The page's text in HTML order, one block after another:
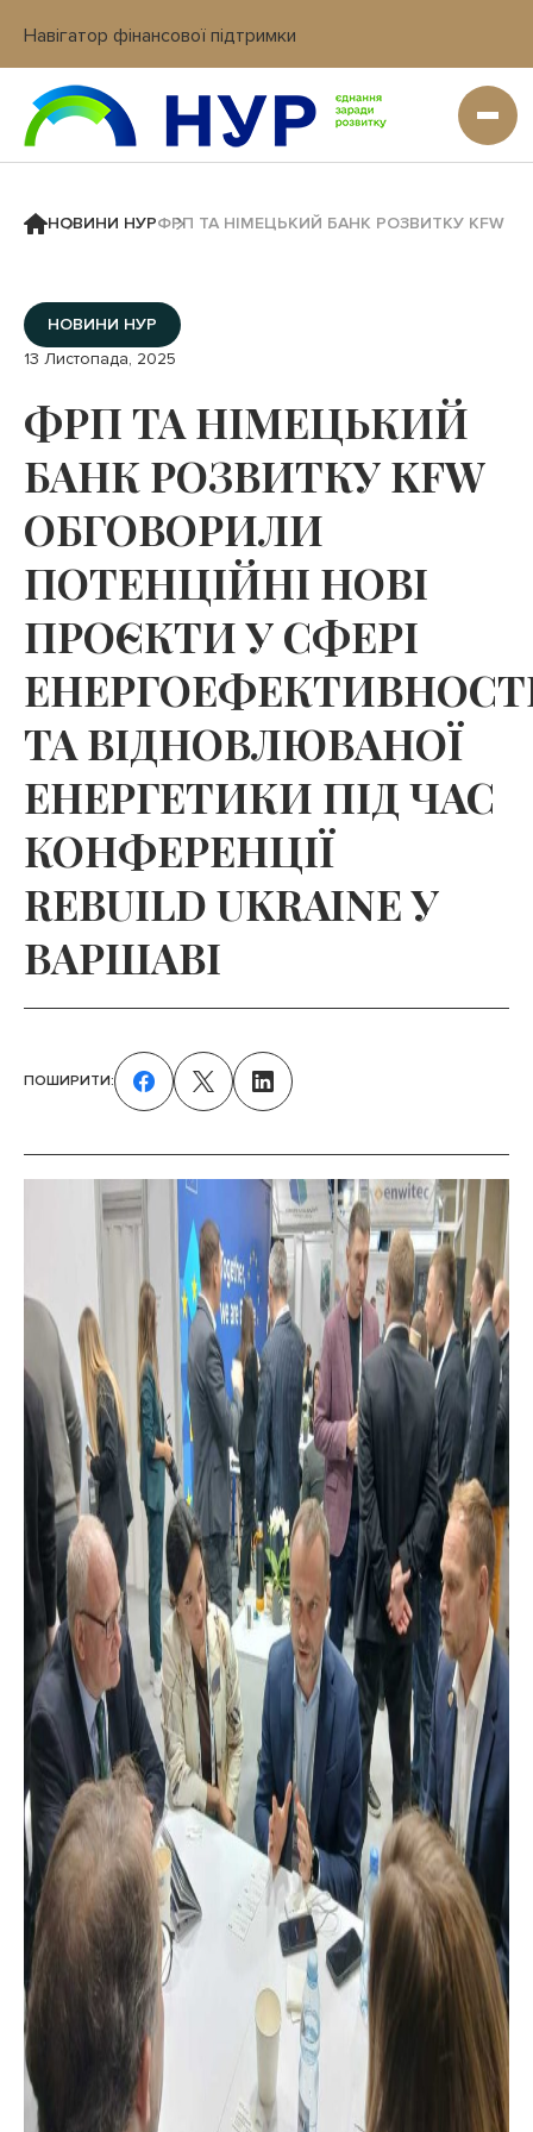
Навігатор фінансової підтримки
Вхід в кабінет IT платформи
НОВИНИ НУРФРП ТА НІМЕЦЬКИЙ БАНК РОЗВИТКУ KFW
НОВИНИ НУР
13 Листопада, 2025
ФРП ТА НІМЕЦЬКИЙ
БАНК РОЗВИТКУ KFW
ОБГОВОРИЛИ
ПОТЕНЦІЙНІ НОВІ
ПРОЄКТИ У СФЕРІ
ТА ВІДНОВЛЮВАНОЇ
ЕНЕРГЕТИКИ ПІД ЧАС
КОНФЕРЕНЦІЇ
REBUILD UKRAINE У
ВАРШАВІ
ПОШИРИТИ: